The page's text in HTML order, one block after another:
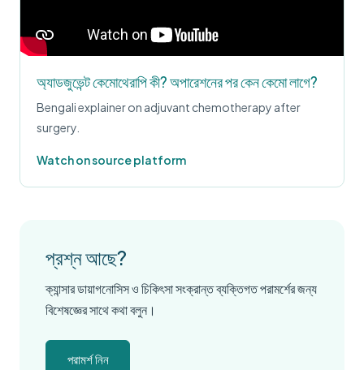
অ্যাডজুভেন্ট কেমোথেরাপি কী? অপারেশনের পর কেন কেমো লাগে?
Bengali explainer on adjuvant chemotherapy after
surgery.
Watch on source platform
প্রশ্ন আছে?
ক্যান্সার ডায়াগনোসিস ও চিকিৎসা সংক্রান্ত ব্যক্তিগত পরামর্শের জন্য
বিশেষজ্ঞের সাথে কথা বলুন।
পরামর্শ নিন